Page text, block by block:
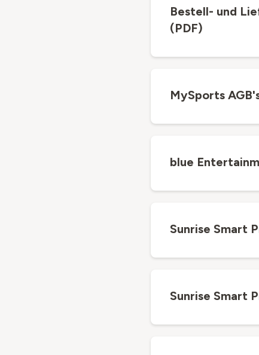
Bestell- und
(PDF)
MySports
blue
Sunrise Smart
Sunrise Smart